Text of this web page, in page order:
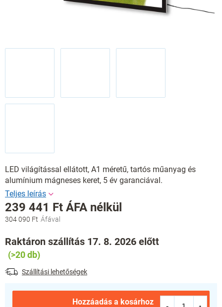
LED világítással ellátott, A1 méretű, tartós műanyag és
alumínium mágneses keret, 5 év garanciával.
304 090 Ft
239 441 Ft ÁFA nélkül
Egységár:
Raktáron szállítás 17. 8. 2026 előtt
(>20 db)
Szállítási lehetőségek
Hozzáadás a kosárhoz